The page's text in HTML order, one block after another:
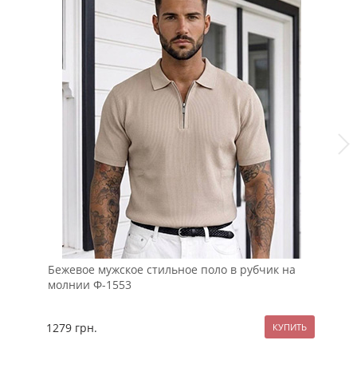
Бежевое мужское стильное поло в рубчик на
молнии Ф-1553
1279 грн.